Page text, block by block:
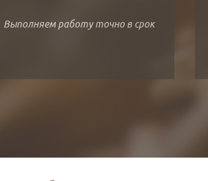
Выполняем работу точно в срок